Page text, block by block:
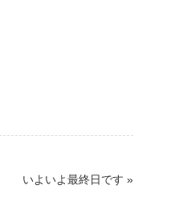
いよいよ最終日です »